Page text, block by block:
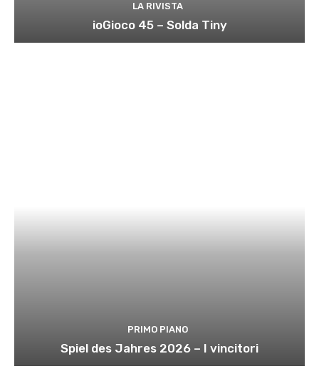
LA RIVISTA
ioGioco 45 – Solda Tiny
PRIMO PIANO
Spiel des Jahres 2026 – I vincitori